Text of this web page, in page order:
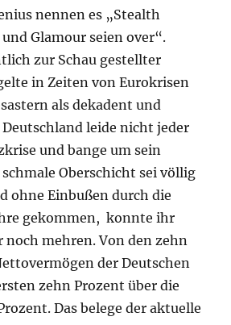
nennen es „Stealth
Glamour seien over“.
zur Schau gestellter
in Zeiten von Eurokrisen
als dekadent und
leide nicht jeder
und bange um sein
Oberschicht sei völlig
ohne Einbußen durch die
gekommen, konnte ihr
noch mehren. Von den zehn
der Deutschen
zehn Prozent über die
Das belege der aktuelle